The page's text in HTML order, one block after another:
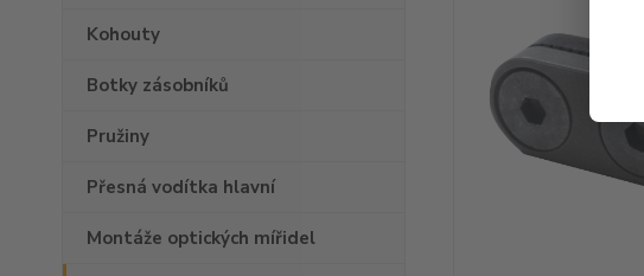
Kohouty
Botky zásobníků
Pružiny
Přesná vodítka hlavní
Montáže optických mířidel